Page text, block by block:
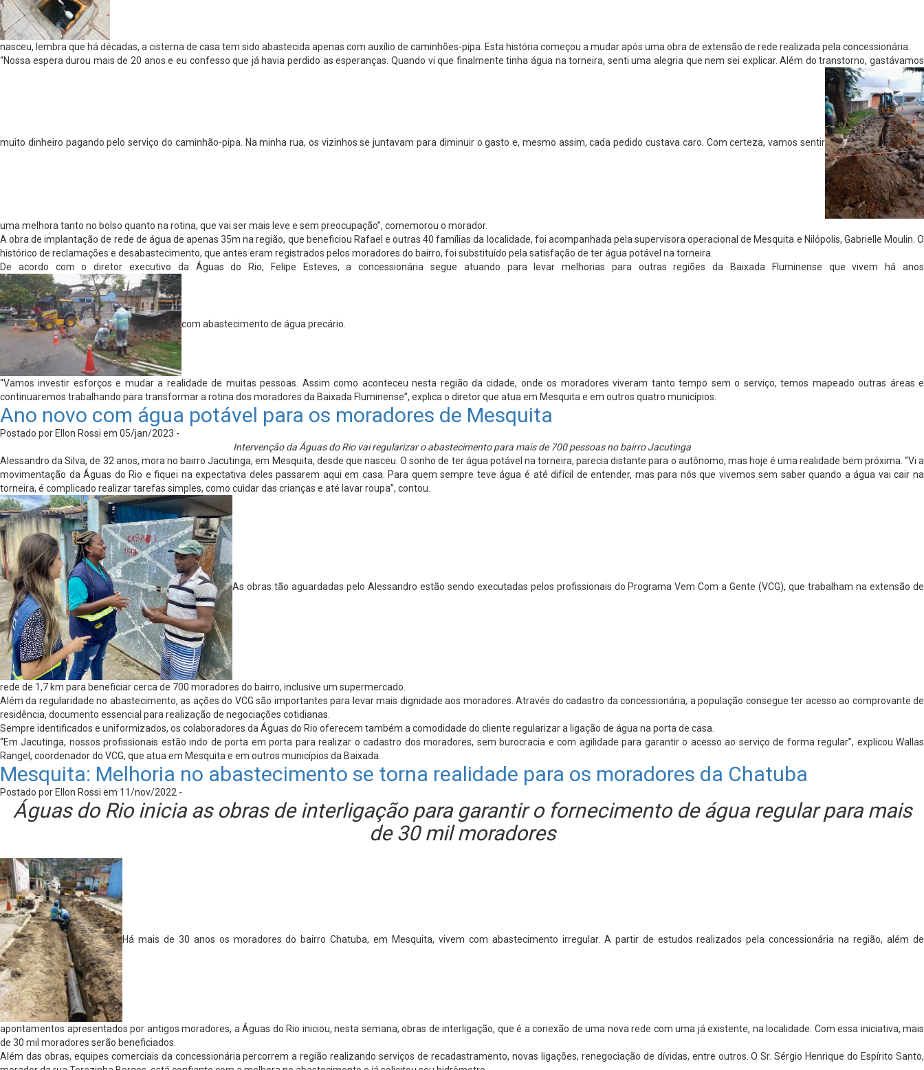
nasceu, lembra que há décadas, a cisterna de casa tem sido abastecida apenas com auxílio de caminhões-pipa. Esta história começou a mudar após uma obra de extensão de rede realizada pela concessionária.
“Nossa espera durou mais de 20 anos e eu confesso que já havia perdido as esperanças. Quando vi que finalmente tinha água na torneira, senti uma alegria que nem sei explicar. Além do transtorno, gastávamos
muito dinheiro pagando pelo serviço do caminhão-pipa. Na minha rua, os vizinhos se juntavam para diminuir o gasto e, mesmo assim, cada pedido custava caro. Com certeza, vamos sentir
uma melhora tanto no bolso quanto na rotina, que vai ser mais leve e sem preocupação”, comemorou o morador.
A obra de implantação de rede de água de apenas 35m na região, que beneficiou Rafael e outras 40 famílias da localidade, foi acompanhada pela supervisora operacional de Mesquita e Nilópolis, Gabrielle Moulin. O
histórico de reclamações e desabastecimento, que antes eram registrados pelos moradores do bairro, foi substituído pela satisfação de ter água potável na torneira.
De acordo com o diretor executivo da Águas do Rio, Felipe Esteves, a concessionária segue atuando para levar melhorias para outras regiões da Baixada Fluminense que vivem há anos
com abastecimento de água precário.
“Vamos investir esforços e mudar a realidade de muitas pessoas. Assim como aconteceu nesta região da cidade, onde os moradores viveram tanto tempo sem o serviço, temos mapeado outras áreas e
continuaremos trabalhando para transformar a rotina dos moradores da Baixada Fluminense”, explica o diretor que atua em Mesquita e em outros quatro municípios.
Ano novo com água potável para os moradores de Mesquita
Postado por Ellon Rossi em 05/jan/2023 -
Intervenção da Águas do Rio vai regularizar o abastecimento para mais de 700 pessoas no bairro Jacutinga
Alessandro da Silva, de 32 anos, mora no bairro Jacutinga, em Mesquita, desde que nasceu. O sonho de ter água potável na torneira, parecia distante para o autônomo, mas hoje é uma realidade bem próxima. “Vi a
movimentação da Águas do Rio e fiquei na expectativa deles passarem aqui em casa. Para quem sempre teve água é até difícil de entender, mas para nós que vivemos sem saber quando a água vai cair na
torneira, é complicado realizar tarefas simples, como cuidar das crianças e até lavar roupa”, contou.
As obras tão aguardadas pelo Alessandro estão sendo executadas pelos profissionais do Programa Vem Com a Gente (VCG), que trabalham na extensão de
rede de 1,7 km para beneficiar cerca de 700 moradores do bairro, inclusive um supermercado.
Além da regularidade no abastecimento, as ações do VCG são importantes para levar mais dignidade aos moradores. Através do cadastro da concessionária, a população consegue ter acesso ao comprovante de
residência, documento essencial para realização de negociações cotidianas.
Sempre identificados e uniformizados, os colaboradores da Águas do Rio oferecem também a comodidade do cliente regularizar a ligação de água na porta de casa.
“Em Jacutinga, nossos profissionais estão indo de porta em porta para realizar o cadastro dos moradores, sem burocracia e com agilidade para garantir o acesso ao serviço de forma regular”, explicou Wallas
Rangel, coordenador do VCG, que atua em Mesquita e em outros municípios da Baixada.
Mesquita: Melhoria no abastecimento se torna realidade para os moradores da Chatuba
Postado por Ellon Rossi em 11/nov/2022 -
Águas do Rio inicia as obras de interligação para garantir o fornecimento de água regular para mais
de 30 mil moradores
Há mais de 30 anos os moradores do bairro Chatuba, em Mesquita, vivem com abastecimento irregular. A partir de estudos realizados pela concessionária na região, além de
apontamentos apresentados por antigos moradores, a Águas do Rio iniciou, nesta semana, obras de interligação, que é a conexão de uma nova rede com uma já existente, na localidade. Com essa iniciativa, mais
de 30 mil moradores serão beneficiados.
Além das obras, equipes comerciais da concessionária percorrem a região realizando serviços de recadastramento, novas ligações, renegociação de dívidas, entre outros. O Sr. Sérgio Henrique do Espírito Santo,